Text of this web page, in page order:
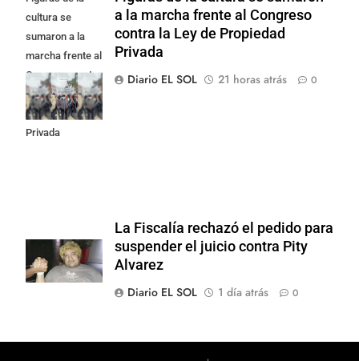
cultura se
sumaron a la
marcha frente al
Congreso contra
la Ley de
Propiedad
Privada
a la marcha frente al Congreso
contra la Ley de Propiedad
Privada
Diario EL SOL
21 horas atrás 0
La Fiscalía rechazó el pedido para
suspender el juicio contra Pity
Alvarez
Diario EL SOL
1 día atrás 0